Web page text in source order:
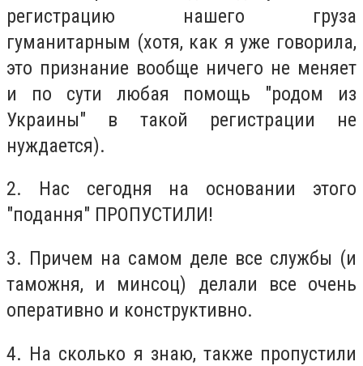
регистрацию нашего груза
гуманитарным (хотя, как я уже говорила,
это признание вообще ничего не меняет
и по сути любая помощь "родом из
Украины" в такой регистрации не
нуждается).
2. Нас сегодня на основании этого
"подання" ПРОПУСТИЛИ!
3. Причем на самом деле все службы (и
таможня, и минсоц) делали все очень
оперативно и конструктивно.
4. На сколько я знаю, также пропустили